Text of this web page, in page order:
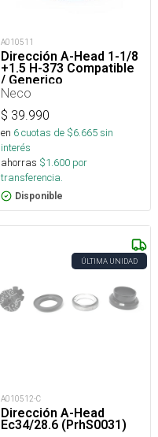
A010511
Dirección A-Head 1-1/8
+1.5 H-373 Compatible
/ Generico
Neco
$ 39.990
en 6cuotas de $6.665sin
interés
ahorras $1.600 por
transferencia.
Disponible
ÚLTIMA UNIDAD
A010512-C
Dirección A-Head
Ec34/28.6 (PrhS0031)